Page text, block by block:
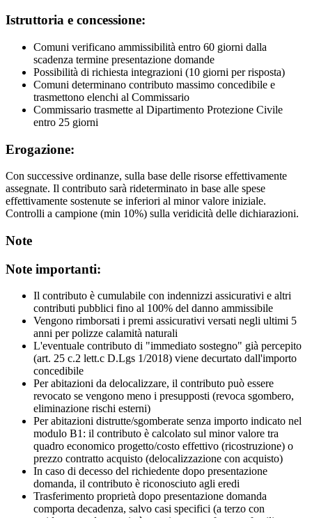
Istruttoria e concessione:
Comuni verificano ammissibilità entro 60 giorni dalla
scadenza termine presentazione domande
Possibilità di richiesta integrazioni (10 giorni per risposta)
Comuni determinano contributo massimo concedibile e
trasmettono elenchi al Commissario
Commissario trasmette al Dipartimento Protezione Civile
entro 25 giorni
Erogazione:
Con successive ordinanze, sulla base delle risorse effettivamente
assegnate. Il contributo sarà rideterminato in base alle spese
effettivamente sostenute se inferiori al minor valore iniziale.
Controlli a campione (min 10%) sulla veridicità delle dichiarazioni.
Note
Note importanti:
Il contributo è cumulabile con indennizzi assicurativi e altri
contributi pubblici fino al 100% del danno ammissibile
Vengono rimborsati i premi assicurativi versati negli ultimi 5
anni per polizze calamità naturali
L'eventuale contributo di "immediato sostegno" già percepito
(art. 25 c.2 lett.c D.Lgs 1/2018) viene decurtato dall'importo
concedibile
Per abitazioni da delocalizzare, il contributo può essere
revocato se vengono meno i presupposti (revoca sgombero,
eliminazione rischi esterni)
Per abitazioni distrutte/sgomberate senza importo indicato nel
modulo B1: il contributo è calcolato sul minor valore tra
quadro economico progetto/costo effettivo (ricostruzione) o
prezzo contratto acquisto (delocalizzazione con acquisto)
In caso di decesso del richiedente dopo presentazione
domanda, il contributo è riconosciuto agli eredi
Trasferimento proprietà dopo presentazione domanda
comporta decadenza, salvo casi specifici (a terzo con